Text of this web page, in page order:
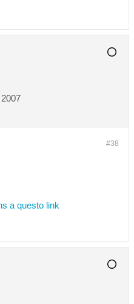
#38
a questo link